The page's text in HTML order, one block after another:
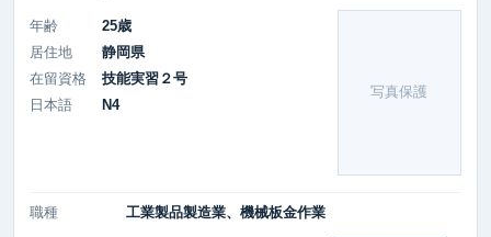
写真保護
年齢
25歳
居住地
静岡県
在留資格
技能実習２号
日本語
N4
職種 工業製品製造業、機械板金作業